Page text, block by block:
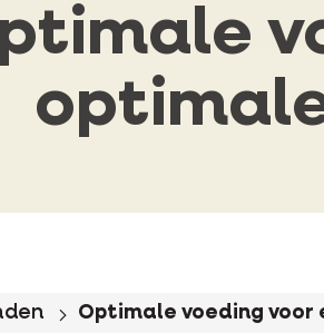
Optimale voeding voor